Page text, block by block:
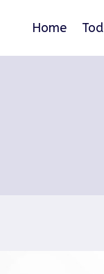
Home